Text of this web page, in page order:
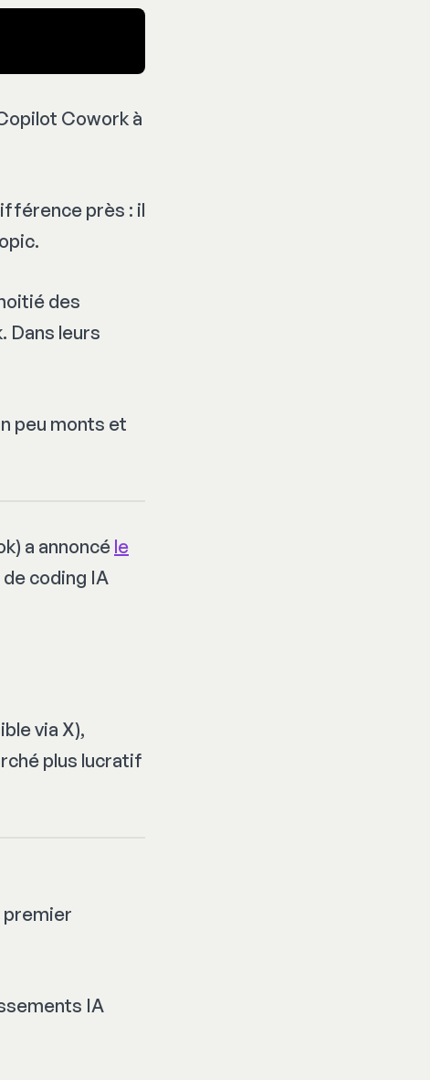
Cowork à
près : il
des
Dans leurs
peu monts et
a annoncéle
coding IA
via X),
plus lucratif
premier
IA